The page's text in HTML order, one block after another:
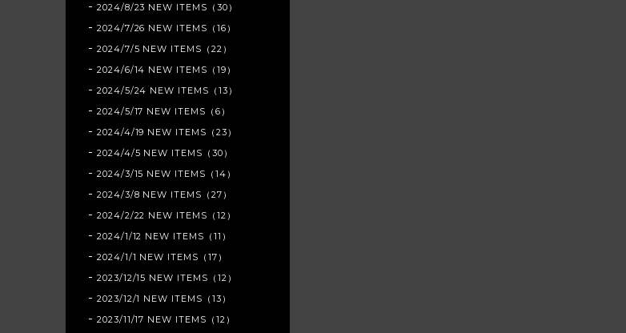
2024/8/23 NEW ITEMS（30）
2024/7/26 NEW ITEMS（16）
2024/7/5 NEW ITEMS（22）
2024/6/14 NEW ITEMS（19）
2024/5/24 NEW ITEMS（13）
2024/5/17 NEW ITEMS（6）
2024/4/19 NEW ITEMS（23）
2024/4/5 NEW ITEMS（30）
2024/3/15 NEW ITEMS（14）
2024/3/8 NEW ITEMS（27）
2024/2/22 NEW ITEMS（12）
2024/1/12 NEW ITEMS（11）
2024/1/1 NEW ITEMS（17）
2023/12/15 NEW ITEMS（12）
2023/12/1 NEW ITEMS（13）
2023/11/17 NEW ITEMS（12）